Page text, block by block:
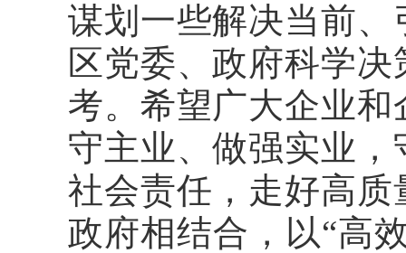
谋划一些解决当前
区党委、政府科学
考。希望广大企业
守主业、做强实业
社会责任，走好高
政府相结合，以“高